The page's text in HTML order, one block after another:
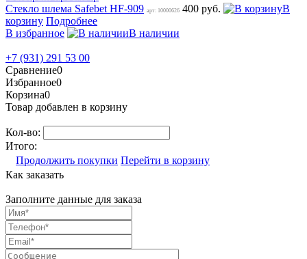
Стекло шлема Safebet HF-909 арт: 10000626 400 руб.
В
корзину Подробнее
В избранное
В наличии
+7 (931) 291 53 00
Сравнение0
Избранное0
Корзина0
Товар добавлен в корзину
Кол-во:
Итого:
Продолжить покупки Перейти в корзину
Как заказать
Заполните данные для заказа